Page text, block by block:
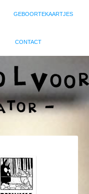
GEBOORTEKAARTJES
CONTACT